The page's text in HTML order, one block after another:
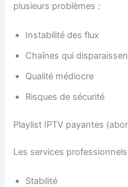
plusieurs problèmes :
Instabilité des flux
Chaînes qui
Qualité médiocre
Risques de sécurité
Playlist IPTV payantes
Les services
Stabilité